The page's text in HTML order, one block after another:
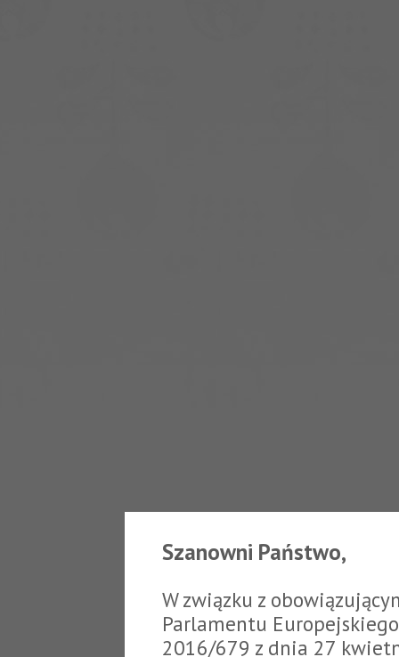
Szanowni Państwo,
W związku z
Parlamentu
2016/679 z dnia 27